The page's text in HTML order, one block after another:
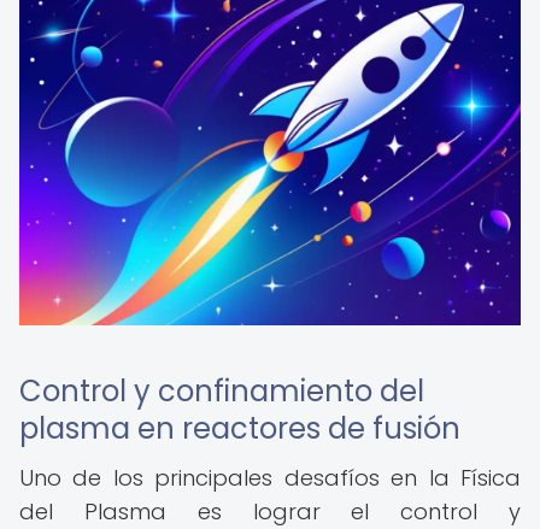
Control y confinamiento del
plasma en reactores de fusión
Uno de los principales desafíos en la Física
del Plasma es lograr el control y